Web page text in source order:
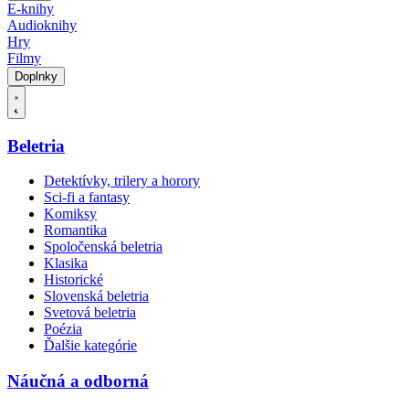
E-knihy
Audioknihy
Hry
Filmy
Doplnky
Beletria
Detektívky, trilery a horory
Sci-fi a fantasy
Komiksy
Romantika
Spoločenská beletria
Klasika
Historické
Slovenská beletria
Svetová beletria
Poézia
Ďalšie kategórie
Náučná a odborná